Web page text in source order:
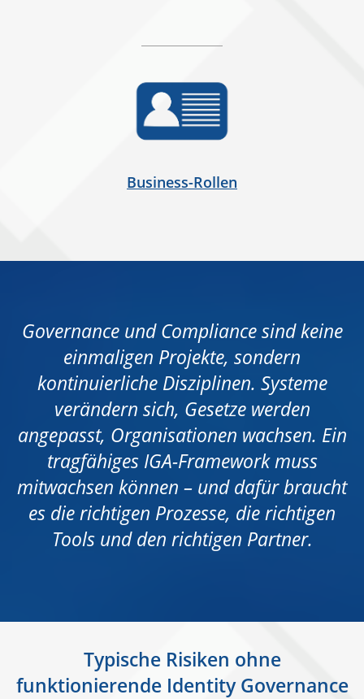
Business-Rollen
Governance und Compliance sind keine
einmaligen Projekte, sondern
kontinuierliche Disziplinen. Systeme
verändern sich, Gesetze werden
angepasst, Organisationen wachsen. Ein
tragfähiges IGA-Framework muss
mitwachsen können – und dafür braucht
es die richtigen Prozesse, die richtigen
Tools und den richtigen Partner.
Typische Risiken ohne
funktionierende Identity Governance